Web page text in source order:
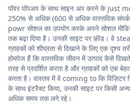
पॉवर पॉपअप के साथ साइन अप करने के just
250% से अधिक (600 से अधिक वास्तविक
powr सोशल का उपयोग करके अपने सोशल
तक बढ़ा दिया है। उनकी साइट पर फ़ीड। वे
ग्राहकों को शीघ्रता से दिखाने के लिए एक दृश्य
होमपेज हैं कि वास्तविक जीवन में उत्पाद कैसे
तरह से प्रदर्शित करता है और ग्राहकों को एक
करता है। वास्तव में वे coming to कि विज़िटर
के साथ इंटरैक्ट किया, उनकी साइट पर किसी
अधिक समय तक लगे रहे।